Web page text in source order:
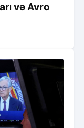
və Avro